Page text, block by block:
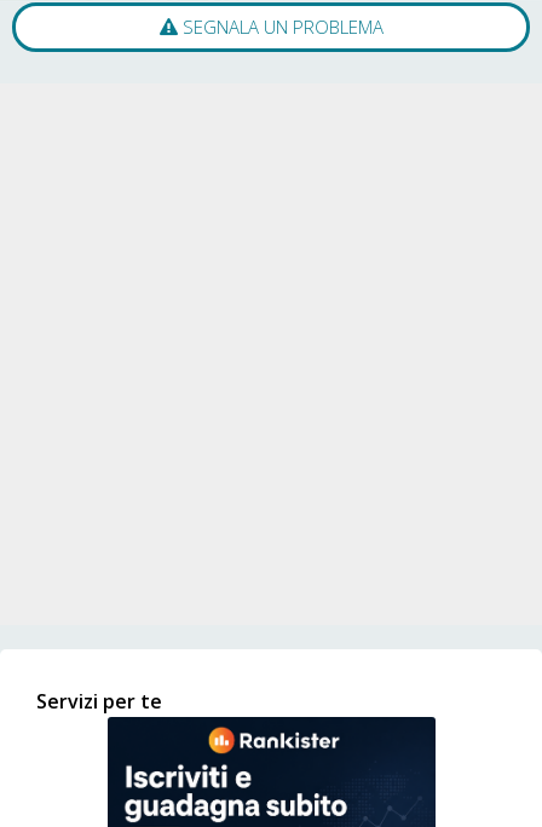
SEGNALA UN PROBLEMA
Servizi per te